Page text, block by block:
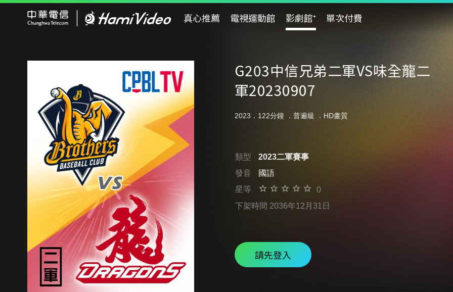
真心推薦 電視運動館 影劇館⁺ 單次付費
G203中信兄弟二軍VS味全龍二
軍20230907
2023．122分鐘 ． 普遍級 ．HD畫質
類型
2023二軍賽事
發音
國語
星等
0
下架時間 2036年12月31日
請先登入